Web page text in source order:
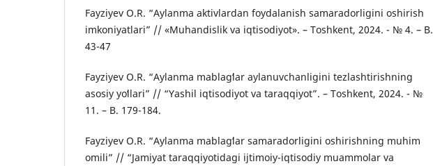
Fayziyev O.R. “Aylanma aktivlardan foydalanish samaradorligini oshirish
imkoniyatlari” // «Muhandislik va iqtisodiyot». – Toshkent, 2024. - № 4. – B.
43-47
Fayziyev O.R. “Aylanma mablagʻlar aylanuvchanligini tezlashtirishning
asosiy yoʻllari” // “Yashil iqtisodiyot va taraqqiyot”. – Toshkent, 2024. - №
11. – B. 179-184.
Fayziyev O.R. “Aylanma mablagʻlar samaradorligini oshirishning muhim
omili” // “Jamiyat taraqqiyotidagi ijtimoiy-iqtisodiy muammolar va